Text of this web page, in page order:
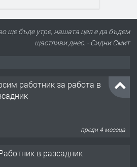
ще бъде утре, нашата цел е да бъдем
щастливи днес. - Сидни Смит
работник за работа в
преди 4 месеца
в разсадник